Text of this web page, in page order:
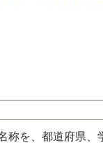
称を、都道府県